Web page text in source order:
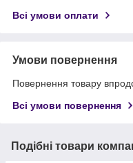
Всі умови оплати
Умови повернення
Повернення товару
Всі умови повернення
Подібні товари